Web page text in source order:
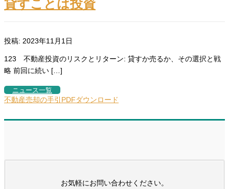
貸すことは投資
投稿: 2023年11月1日
123 不動産投資のリスクとリターン: 貸すか売るか、その選択と戦
略 前回に続い […]
ニュース一覧
不動産売却の手引PDFダウンロード
お気軽にお問い合わせください。